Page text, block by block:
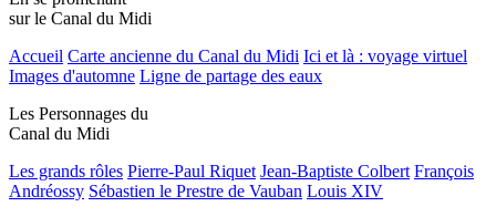
sur le Canal du Midi
Accueil Carte ancienne du Canal du Midi Ici et là : voyage virtuel
Images d'automne Ligne de partage des eaux
Les Personnages du
Canal du Midi
Les grands rôles Pierre-Paul Riquet Jean-Baptiste Colbert François
Andréossy Sébastien le Prestre de Vauban Louis XIV